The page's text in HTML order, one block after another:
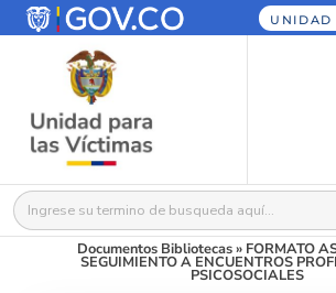
UNIDAD
Buscar:
Documentos Bibliotecas» FORMATO
SEGUIMIENTO A ENCUENTROS
PSICOSOCIALES